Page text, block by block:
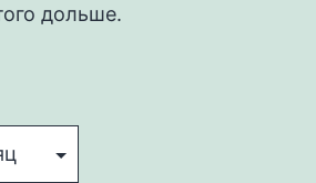
дольше.